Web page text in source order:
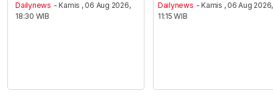
Dailynews - Kamis , 06 Aug 2026,
18:30 WIB
Dailynews - Kamis , 06 Aug 2026,
11:15 WIB